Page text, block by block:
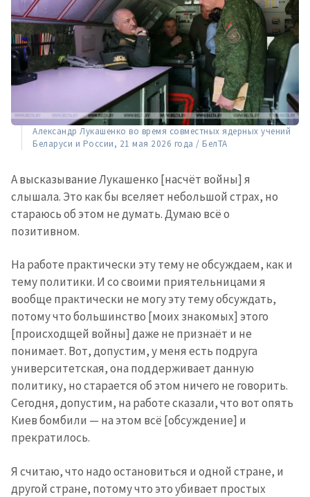
информацию
Александр Лукашенко во время совместных ядерных учений
Беларуси и России, 21 мая 2026 года / БелТА
А высказывание Лукашенко [насчёт войны] я
слышала. Это как бы вселяет небольшой страх, но
стараюсь об этом не думать. Думаю всё о
позитивном.
На работе практически эту тему не обсуждаем, как и
тему политики. И со своими приятельницами я
вообще практически не могу эту тему обсуждать,
потому что большинство [моих знакомых] этого
[происходщей войны] даже не признаёт и не
понимает. Вот, допустим, у меня есть подруга
университетская, она поддерживает данную
политику, но старается об этом ничего не говорить.
Сегодня, допустим, на работе сказали, что вот опять
Киев бомбили — на этом всё [обсуждение] и
прекратилось.
Я считаю, что надо остановиться и одной стране, и
другой стране, потому что это убивает простых